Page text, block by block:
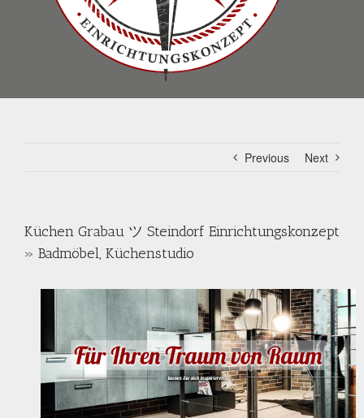
Previous Next
Küchen Grabau ツ Steindorf Einrichtungskonzept
» Badmöbel, Küchenstudio